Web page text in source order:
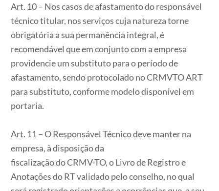
Art. 10 – Nos casos de afastamento do responsável
técnico titular, nos serviços cuja natureza torne
obrigatória a sua permanência integral, é
recomendável que em conjunto com a empresa
providencie um substituto para o período de
afastamento, sendo protocolado no CRMVTO ART
para substituto, conforme modelo disponível em
portaria.
Art. 11 – O Responsável Técnico deve manter na
empresa, à disposição da
fiscalização do CRMV-TO, o Livro de Registro e
Anotações do RT validado pelo conselho, no qual